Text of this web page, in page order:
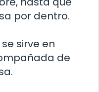
por dentro.
sirve en
de